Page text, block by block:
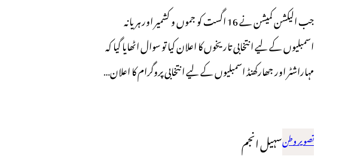
جب الیکشن کمیشن نے 16 اگست کو جموں و کشمیر اور ہریانہ
اسمبلیوں کے لیے انتخابی تاریخوں کا اعلان کیا تو سوال اٹھایا گیا کہ
مہاراشٹر اور جھارکھنڈ اسمبلیوں کے لیے انتخابی پروگرام کا اعلان…
تصویر وطنسہیل انجم